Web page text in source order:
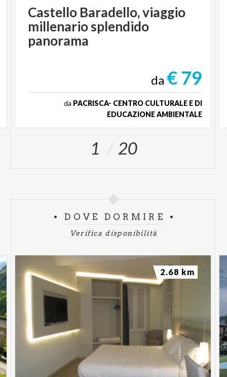
Castello Baradello, viaggio
millenario splendido
panorama
da € 79
da PACRISCA- CENTRO CULTURALE E DI
EDUCAZIONE AMBIENTALE
1 20
DOVE DORMIRE
Verifica disponibilità
2.68 km